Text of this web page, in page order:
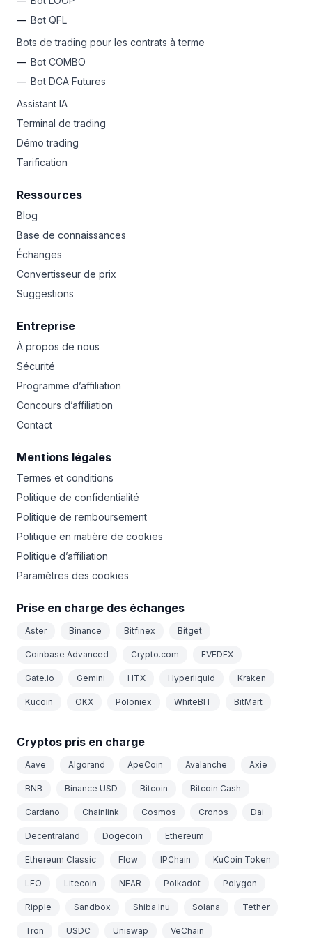
Bot QFL
Bots de trading pour les contrats à terme
Bot COMBO
Bot DCA Futures
Assistant IA
Terminal de trading
Démo trading
Tarification
Ressources
Blog
Base de connaissances
Échanges
Convertisseur de prix
Suggestions
Entreprise
À propos de nous
Sécurité
Programme d’affiliation
Concours d’affiliation
Contact
Mentions légales
Termes et conditions
Politique de confidentialité
Politique de remboursement
Politique en matière de cookies
Politique d’affiliation
Paramètres des cookies
Prise en charge des échanges
Aster Binance Bitfinex Bitget
Coinbase Advanced Crypto.com EVEDEX
Gate.io Gemini HTX Hyperliquid Kraken
Kucoin OKX Poloniex WhiteBIT BitMart
Cryptos pris en charge
Aave Algorand ApeCoin Avalanche Axie
BNB Binance USD Bitcoin Bitcoin Cash
Cardano Chainlink Cosmos Cronos Dai
Decentraland Dogecoin Ethereum
Ethereum Classic Flow IPChain KuCoin Token
LEO Litecoin NEAR Polkadot Polygon
Ripple Sandbox Shiba Inu Solana Tether
Tron USDC Uniswap VeChain